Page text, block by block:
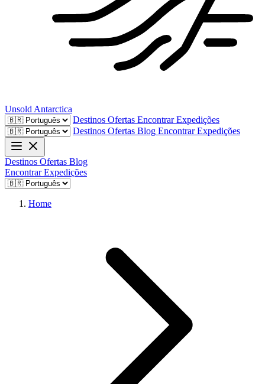
Unsold Antarctica
Destinos Ofertas Encontrar Expedições
Destinos Ofertas Blog Encontrar Expedições
Destinos Ofertas Blog
Encontrar Expedições
Home